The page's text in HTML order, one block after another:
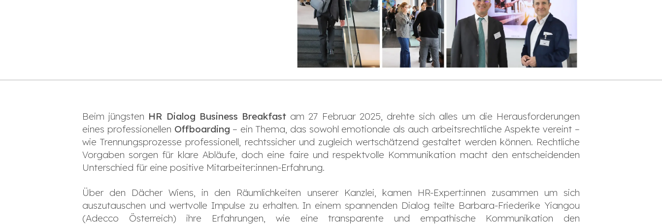
Beim jüngsten HR Dialog Business Breakfast am 27 Februar 2025, drehte sich alles um die Herausforderungen
eines professionellen Offboarding – ein Thema, das sowohl emotionale als auch arbeitsrechtliche Aspekte vereint –
wie Trennungsprozesse professionell, rechtssicher und zugleich wertschätzend gestaltet werden können. Rechtliche
Vorgaben sorgen für klare Abläufe, doch eine faire und respektvolle Kommunikation macht den entscheidenden
Unterschied für eine positive Mitarbeiter:innen-Erfahrung.
Über den Dächer Wiens, in den Räumlichkeiten unserer Kanzlei, kamen HR-Expert:innen zusammen um sich
auszutauschen und wertvolle Impulse zu erhalten. In einem spannenden Dialog teilte Barbara-Friederike Yiangou
(Adecco Österreich) ihre Erfahrungen, wie eine transparente und empathische Kommunikation den